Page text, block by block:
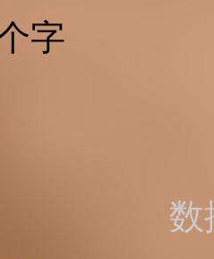
字
数